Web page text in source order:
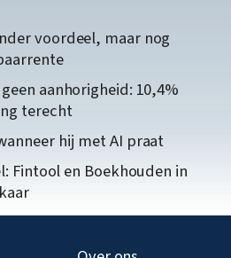
voordeel, maar nog
aanhorigheid: 10,4%
terecht
hij met AI praat
Fintool en Boekhouden in